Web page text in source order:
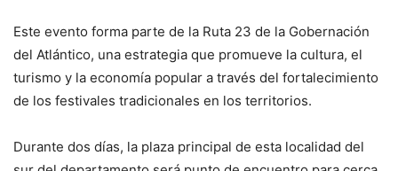
Este evento forma parte de la Ruta 23 de la Gobernación
del Atlántico, una estrategia que promueve la cultura, el
turismo y la economía popular a través del fortalecimiento
de los festivales tradicionales en los territorios.
Durante dos días, la plaza principal de esta localidad del